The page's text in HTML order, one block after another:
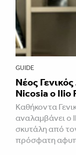
GUIDE
Νέος
Nicosia ο Ilio
Καθήκοντα
αναλαμβάνει ο
σκυτάλη από
πρόσφατη